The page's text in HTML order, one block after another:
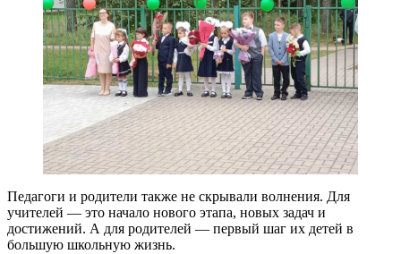
Педагоги и родители также не скрывали волнения. Для
учителей — это начало нового этапа, новых задач и
достижений. А для родителей — первый шаг их детей в
большую школьную жизнь.